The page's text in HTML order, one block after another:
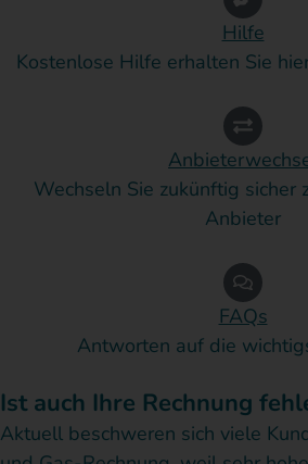
Hilfe
Kostenlose Hilfe erhalten Sie
Wechseln Sie zukünftig sicher
Anbieter
FAQs
Antworten auf die
Ist auch Ihre Rechnung
Aktuell beschweren sich viele